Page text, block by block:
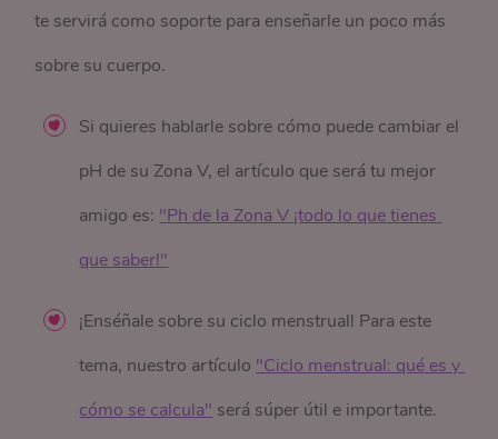
te servirá como soporte para enseñarle un poco más
sobre su cuerpo.
Si quieres hablarle sobre cómo puede cambiar el
pH de su Zona V, el artículo que será tu mejor
amigo es:"Ph de la Zona V ¡todo lo que tienes
que saber!"
¡Enséñale sobre su ciclo menstrual! Para este
tema, nuestro artículo"Ciclo menstrual: qué es y
cómo se calcula" será súper útil e importante.